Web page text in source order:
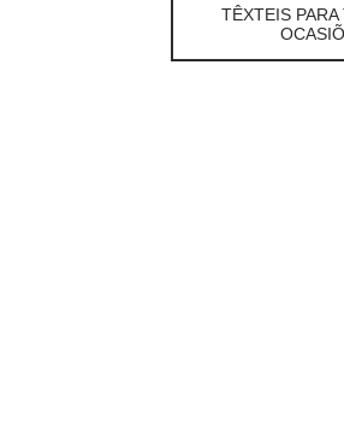
TÊXTEIS PARA